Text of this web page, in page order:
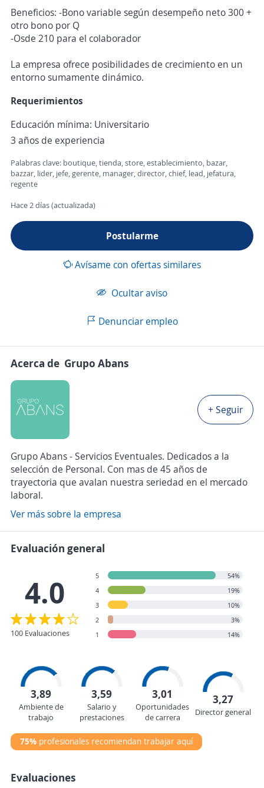
Beneficios: -Bono variable según desempeño neto 300 +
otro bono por Q
-Osde 210 para el colaborador
La empresa ofrece posibilidades de crecimiento en un
entorno sumamente dinámico.
Requerimientos
Educación mínima: Universitario
3 años de experiencia
Palabras clave: boutique, tienda, store, establecimiento, bazar,
bazzar, lider, jefe, gerente, manager, director, chief, lead, jefatura,
regente
Hace 2 días (actualizada)
Postularme
Avísame con ofertas similares
Ocultar aviso
Denunciar empleo
Acerca de Grupo Abans
+ Seguir
Grupo Abans - Servicios Eventuales. Dedicados a la
selección de Personal. Con mas de 45 años de
trayectoria que avalan nuestra seriedad en el mercado
laboral.
Ver más sobre la empresa
Evaluación general
4.0
100 Evaluaciones
5
54%
4
19%
3
10%
2
3%
1
14%
3,89
Ambiente de
trabajo
3,59
Salario y
prestaciones
3,01
Oportunidades
de carrera
3,27
Director general
75% profesionales recomiendan trabajar aquí
Evaluaciones